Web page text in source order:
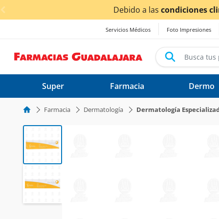
< div class="carousel-inner">
Servicios Médicos Foto Impresiones
Super Farmacia Dermo
Farmacia Dermatología Dermatología